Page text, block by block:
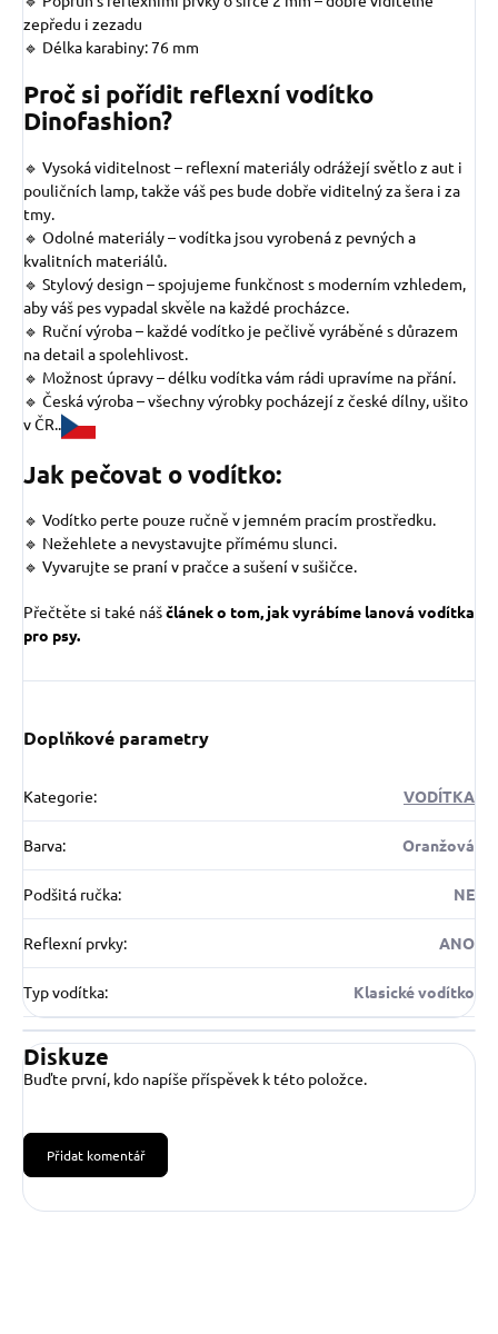
zepředu i zezadu
🔹 Délka karabiny: 76 mm
Proč si pořídit reflexní vodítko
Dinofashion?
🔹 Vysoká viditelnost – reflexní materiály odrážejí světlo z aut i
pouličních lamp, takže váš pes bude dobře viditelný za šera i za
tmy.
🔹 Odolné materiály – vodítka jsou vyrobená z pevných a
kvalitních materiálů.
🔹 Stylový design – spojujeme funkčnost s moderním vzhledem,
aby váš pes vypadal skvěle na každé procházce.
🔹 Ruční výroba – každé vodítko je pečlivě vyráběné s důrazem
na detail a spolehlivost.
🔹 Možnost úpravy – délku vodítka vám rádi upravíme na přání.
🔹 Česká výroba – všechny výrobky pocházejí z české dílny, ušito
v ČR..
Jak pečovat o vodítko:
🔹 Vodítko perte pouze ručně v jemném pracím prostředku.
🔹 Nežehlete a nevystavujte přímému slunci.
🔹 Vyvarujte se praní v pračce a sušení v sušičce.
Přečtěte si také náščlánek o tom, jak vyrábíme lanová vodítka
pro psy.
Doplňkové parametry
Kategorie: VODÍTKA
Barva: Oranžová
Podšitá ručka: NE
Reflexní prvky: ANO
Typ vodítka: Klasické vodítko
Diskuze
Buďte první, kdo napíše příspěvek k této položce.
Přidat komentář